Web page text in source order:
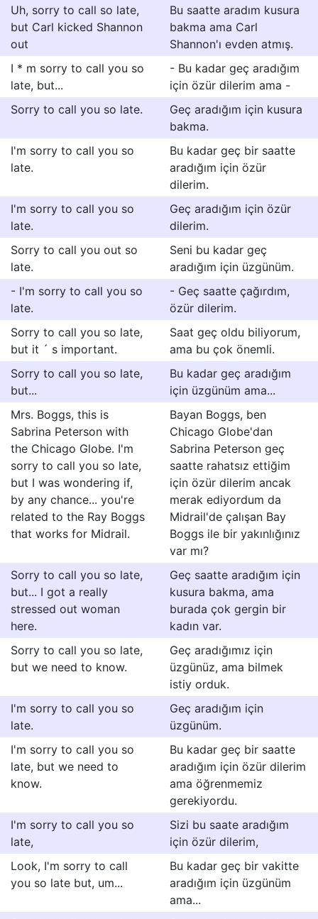
Uh, sorry to call so late,
but Carl kicked Shannon
out
Bu saatte aradım kusura
bakma ama Carl
Shannon'ı evden atmış.
I * m sorry to call you so
late, but...
- Bu kadar geç aradığım
için özür dilerim ama -
Sorry to call you so late.
Geç aradığım için kusura
bakma.
I'm sorry to call you so
late.
Bu kadar geç bir saatte
aradığım için özür
dilerim.
I'm sorry to call you so
late.
Geç aradığım için özür
dilerim.
Sorry to call you out so
late.
Seni bu kadar geç
aradığım için üzgünüm.
- I'm sorry to call you so
late.
- Geç saatte çağırdım,
özür dilerim.
Sorry to call you so late,
but it ´ s important.
Saat geç oldu biliyorum,
ama bu çok önemli.
Sorry to call you so late,
but...
Bu kadar geç aradığım
için üzgünüm ama...
Mrs. Boggs, this is
Sabrina Peterson with
the Chicago Globe. I'm
sorry to call you so late,
but I was wondering if,
by any chance... you're
related to the Ray Boggs
that works for Midrail.
Bayan Boggs, ben
Chicago Globe'dan
Sabrina Peterson geç
saatte rahatsız ettiğim
için özür dilerim ancak
merak ediyordum da
Midrail'de çalışan Bay
Boggs ile bir yakınlığınız
var mı?
Sorry to call you so late,
but... I got a really
stressed out woman
here.
Geç saatte aradığım için
kusura bakma, ama
burada çok gergin bir
kadın var.
Sorry to call you so late,
but we need to know.
Geç aradığımız için
üzgünüz, ama bilmek
istiy orduk.
I'm sorry to call you so
late.
Geç aradığım için
üzgünüm.
I'm sorry to call you so
late, but we need to
know.
Bu kadar geç bir saatte
aradığım için özür dilerim
ama öğrenmemiz
gerekiyordu.
I'm sorry to call you so
late,
Sizi bu saate aradığım
için özür dilerim,
Look, I'm sorry to call
you so late but, um...
Bu kadar geç bir vakitte
aradığım için üzgünüm
ama...